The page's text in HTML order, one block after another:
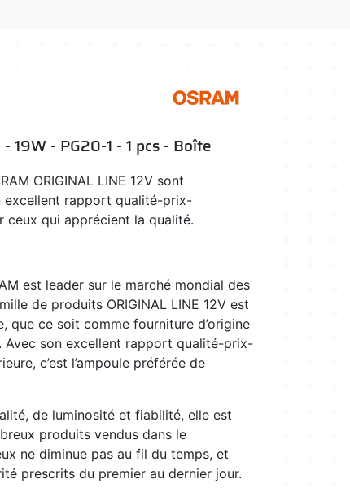
19W - PG20-1 - 1 pcs - Boîte
ORIGINAL LINE 12V sont
excellent rapport qualité-prix-
ceux qui apprécient la qualité.
est leader sur le marché mondial des
de produits ORIGINAL LINE 12V est
que ce soit comme fourniture d’origine
Avec son excellent rapport qualité-prix-
c’est l’ampoule préférée de
de luminosité et fiabilité, elle est
produits vendus dans le
ne diminue pas au fil du temps, et
prescrits du premier au dernier jour.